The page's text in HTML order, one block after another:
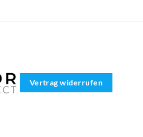
Vertrag widerrufen